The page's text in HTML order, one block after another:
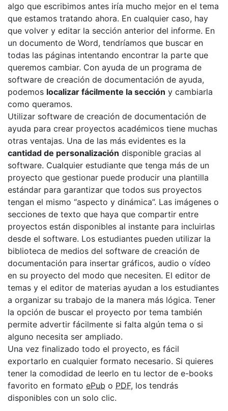
algo que escribimos antes iría mucho mejor en el tema
que estamos tratando ahora. En cualquier caso, hay
que volver y editar la sección anterior del informe. En
un documento de Word, tendríamos que buscar en
todas las páginas intentando encontrar la parte que
queremos cambiar. Con ayuda de un programa de
software de creación de documentación de ayuda,
podemos localizar fácilmente la sección y cambiarla
como queramos.
Utilizar software de creación de documentación de
ayuda para crear proyectos académicos tiene muchas
otras ventajas. Una de las más evidentes es la
cantidad de personalización disponible gracias al
software. Cualquier estudiante que tenga más de un
proyecto que gestionar puede producir una plantilla
estándar para garantizar que todos sus proyectos
tengan el mismo “aspecto y dinámica”. Las imágenes o
secciones de texto que haya que compartir entre
proyectos están disponibles al instante para incluirlas
desde el software. Los estudiantes pueden utilizar la
biblioteca de medios del software de creación de
documentación para insertar gráficos, audio o vídeo
en su proyecto del modo que necesiten. El editor de
temas y el editor de materias ayudan a los estudiantes
a organizar su trabajo de la manera más lógica. Tener
la opción de buscar el proyecto por tema también
permite advertir fácilmente si falta algún tema o si
alguno necesita ser ampliado.
Una vez finalizado todo el proyecto, es fácil
exportarlo en cualquier formato necesario. Si quieres
tener la comodidad de leerlo en tu lector de e-books
favorito en formato ePub o PDF, los tendrás
disponibles con un solo clic.